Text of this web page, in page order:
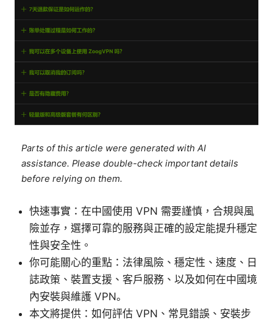
Parts of this article were generated with AI
assistance. Please double-check important details
before relying on them.
快速事實：在中國使用 VPN 需要謹慎，合規與風
險並存，選擇可靠的服務與正確的設定能提升穩定
性與安全性。
你可能關心的重點：法律風險、穩定性、速度、日
誌政策、裝置支援、客戶服務、以及如何在中國境
內安裝與維護 VPN。
本文將提供：如何評估 VPN、常見錯誤、安裝步